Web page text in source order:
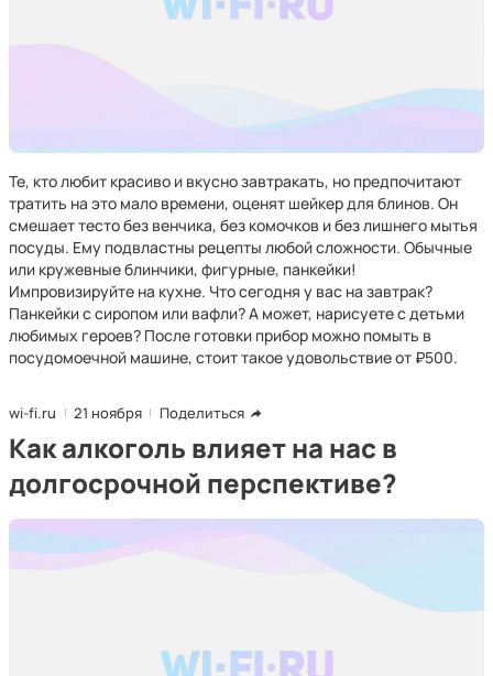
Те, кто любит красиво и вкусно завтракать, но предпочитают
тратить на это мало времени, оценят шейкер для блинов. Он
смешает тесто без венчика, без комочков и без лишнего мытья
посуды. Ему подвластны рецепты любой сложности. Обычные
или кружевные блинчики, фигурные, панкейки!
Импровизируйте на кухне. Что сегодня у вас на завтрак?
Панкейки с сиропом или вафли? А может, нарисуете с детьми
любимых героев? После готовки прибор можно помыть в
посудомоечной машине, стоит такое удовольствие от ₽500.
wi-fi.ru 21 ноября Поделиться
Как алкоголь влияет на нас в
долгосрочной перспективе?